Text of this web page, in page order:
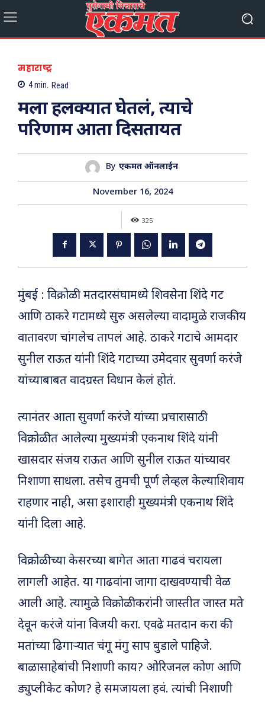
महाराष्ट्र
4min. Read
मला हलक्यात घेतलं, त्याचे
परिणाम आता दिसतायत
By एकमत ऑनलाईन
November 16, 2024
325
मुंबई : विक्रोळी मतदारसंघामध्ये शिवसेना शिंदे गट
आणि ठाकरे गटामध्ये सुरु असलेल्या वादामुळे राजकीय
वातावरण चांगलेच तापलं आहे. ठाकरे गटाचे आमदार
सुनील राऊत यांनी शिंदे गटाच्या उमेदवार सुवर्णा करंजे
यांच्याबाबत वादग्रस्त विधान केलं होतं.
त्यानंतर आता सुवर्णा करंजे यांच्या प्रचारासाठी
विक्रोळीत आलेल्या मुख्यमंत्री एकनाथ शिंदे यांनी
खासदार संजय राऊत आणि सुनील राऊत यांच्यावर
निशाणा साधला. तसेच तुमची पूर्ण लेव्हल केल्याशिवाय
राहणार नाही, असा इशाराही मुख्यमंत्री एकनाथ शिंदे
यांनी दिला आहे.
विक्रोळीच्या केसरच्या बागेत आता गाढवं चरायला
लागली आहेत. या गाढवांना जागा दाखवण्याची वेळ
आली आहे. त्यामुळे विक्रोळीकरांनी जास्तीत जास्त मते
देवून करंजे यांना विजयी करा. एवढे मतदान करा की
मतांच्या ढिगाऱ्यात चंगू मंगु साप बुडाले पाहिजे.
बाळासाहेबांची निशाणी काय? ओरिजनल कोण आणि
ड्युप्लीकेट कोण? हे समजायला हवं. त्यांची निशाणी